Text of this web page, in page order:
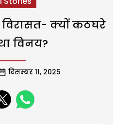
विरासत- क्यों कठघरे
विनय?
दिसम्बर 11, 2025